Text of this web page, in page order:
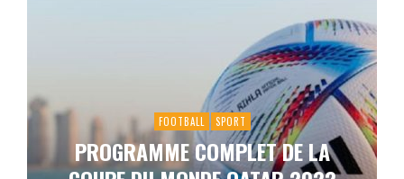
FOOTBALL SPORT
PROGRAMME COMPLET DE LA